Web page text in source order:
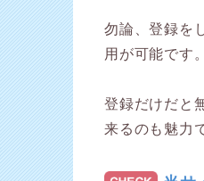
勿論、登録を
用が可能です。
登録だけだと
来るのも魅力